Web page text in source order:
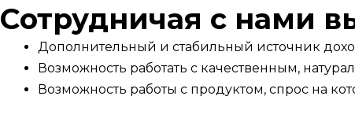
Сотрудничая с нами
Дополнительный и стабильный источник
Возможность работать с качественным,
Возможность работы с продуктом, спрос на